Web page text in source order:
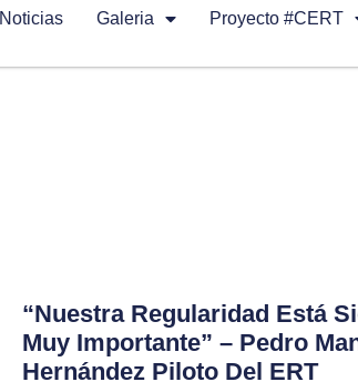
Noticias Galeria Proyecto #CERT
“Nuestra Regularidad Está
Muy Importante” – Pedro
Hernández Piloto Del ERT